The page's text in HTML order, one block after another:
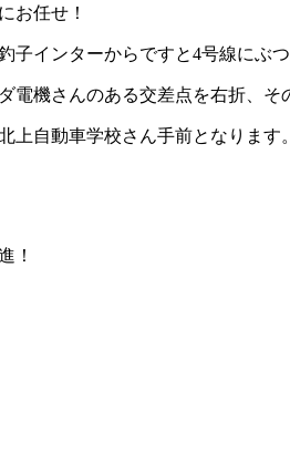
お任せ！
子インターからですと4号線にぶ
電機さんのある交差点を右折、そ
上自動車学校さん手前となります。
！